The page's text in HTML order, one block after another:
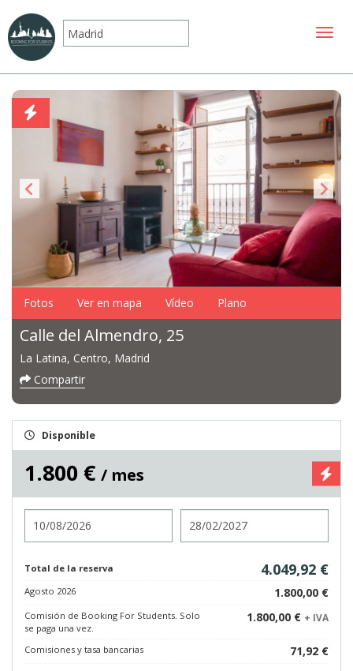
Fotos Ver en mapa Vídeo Plano
Calle del Almendro, 25
La Latina, Centro, Madrid
Compartir
Disponible
1.800 € / mes
Total de la reserva 4.049,92 €
Agosto 2026 1.800,00 €
Comisión de Booking For Students. Solo
se paga una vez.
1.800,00 € + IVA
Comisiones y tasa bancarias
71,92 €